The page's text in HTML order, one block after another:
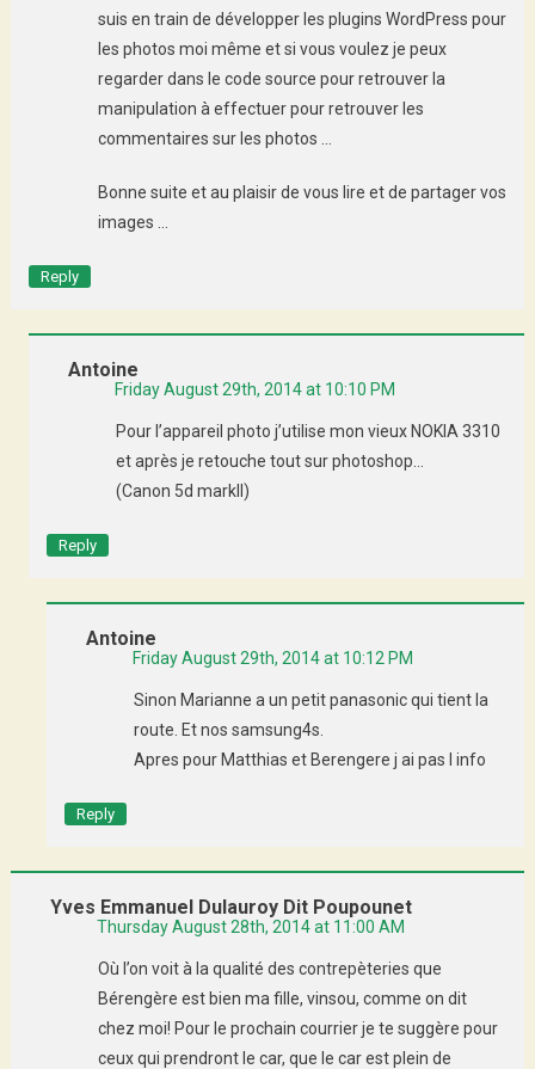
suis en train de développer les plugins WordPress pour
les photos moi même et si vous voulez je peux
regarder dans le code source pour retrouver la
manipulation à effectuer pour retrouver les
commentaires sur les photos …
Bonne suite et au plaisir de vous lire et de partager vos
images …
Reply
Antoine
Friday August 29th, 2014 at 10:10 PM
Pour l’appareil photo j’utilise mon vieux NOKIA 3310
et après je retouche tout sur photoshop…
(Canon 5d markII)
Reply
Antoine
Friday August 29th, 2014 at 10:12 PM
Sinon Marianne a un petit panasonic qui tient la
route. Et nos samsung4s.
Apres pour Matthias et Berengere j ai pas l info
Reply
Yves Emmanuel Dulauroy Dit Poupounet
Thursday August 28th, 2014 at 11:00 AM
Où l’on voit à la qualité des contrepèteries que
Bérengère est bien ma fille, vinsou, comme on dit
chez moi! Pour le prochain courrier je te suggère pour
ceux qui prendront le car, que le car est plein de